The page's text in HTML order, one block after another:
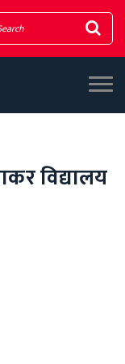
विद्यालय